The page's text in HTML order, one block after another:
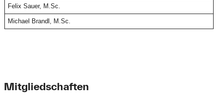
Felix Sauer, M.Sc.
Michael Brandl, M.Sc.
Mitgliedschaften